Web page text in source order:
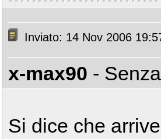
Inviato: 14 Nov 2006
x-max90 -
Si dice che